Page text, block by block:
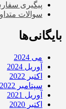
پیگیری
سوالات
بایگانی‌ها
می 2024
آوریل 2024
اکتبر 2022
سپتامبر 2022
آوریل 2021
اکتبر 2020